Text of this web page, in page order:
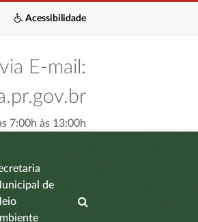
Acessibilidade
E-mail:
7:00h às 13:00h
de